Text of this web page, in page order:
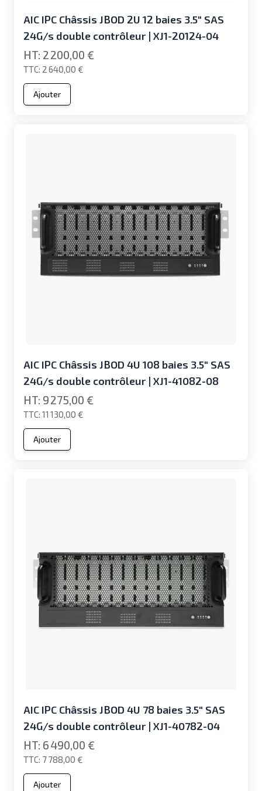
AIC IPC Châssis JBOD 2U 12 baies 3.5" SAS
24G/s double contrôleur | XJ1-20124-04
2 640,00 €
2 200,00 €
Ajouter
AIC IPC Châssis JBOD 4U 108 baies 3.5" SAS
24G/s double contrôleur | XJ1-41082-08
11 130,00 €
9 275,00 €
Ajouter
AIC IPC Châssis JBOD 4U 78 baies 3.5" SAS
24G/s double contrôleur | XJ1-40782-04
7 788,00 €
6 490,00 €
Ajouter